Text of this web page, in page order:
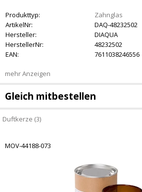
Produkttyp:
Zahnglas
ArtikelNr:
DAQ-48232502
Hersteller:
DIAQUA
HerstellerNr:
48232502
EAN:
7611038246556
mehr Anzeigen
Gleich mitbestellen
Duftkerze (3)
MOV-44188-073